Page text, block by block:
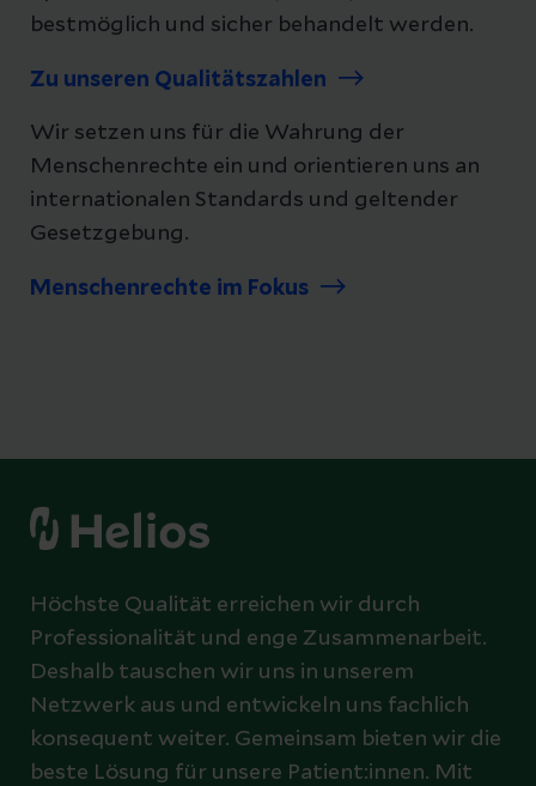
bestmöglich und sicher behandelt werden.
Zu unseren Qualitätszahlen
Wir setzen uns für die Wahrung der
Menschenrechte ein und orientieren uns an
internationalen Standards und geltender
Gesetzgebung.
Menschenrechte im Fokus
Höchste Qualität erreichen wir durch
Professionalität und enge Zusammenarbeit.
Deshalb tauschen wir uns in unserem
Netzwerk aus und entwickeln uns fachlich
konsequent weiter. Gemeinsam bieten wir die
beste Lösung für unsere Patient:innen. Mit